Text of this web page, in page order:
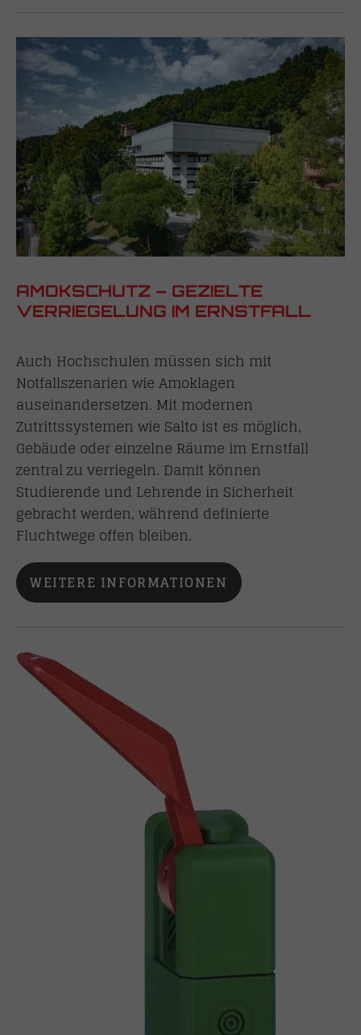
AMOKSCHUTZ – GEZIELTE
VERRIEGELUNG IM ERNSTFALL
Auch Hochschulen müssen sich mit
Notfallszenarien wie Amoklagen
auseinandersetzen. Mit modernen
Zutrittssystemen wie Salto ist es möglich,
Gebäude oder einzelne Räume im Ernstfall
zentral zu verriegeln. Damit können
Studierende und Lehrende in Sicherheit
gebracht werden, während definierte
Fluchtwege offen bleiben.
WEITERE INFORMATIONEN